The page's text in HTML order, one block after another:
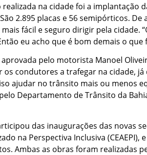
na cidade foi a implantação
2.895 placas e 56 semipórticos.
fácil e seguro dirigir pela cidade.
eu acho que é bom demais o
pelo motorista Manoel
condutores a trafegar na cidade, já
ajudar no trânsito mais ou menos
Departamento de Trânsito da
das inaugurações das novas
na Perspectiva Inclusiva (CEAEPI),
Ambas as obras foram realizadas